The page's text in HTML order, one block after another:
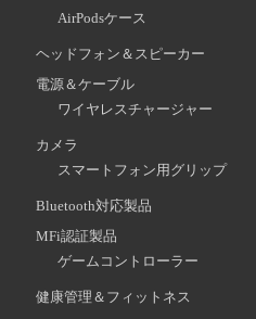
AirPodsケース
ヘッドフォン＆スピーカー
電源＆ケーブル
ワイヤレスチャージャー
カメラ
スマートフォン用グリップ
Bluetooth対応製品
MFi認証製品
ゲームコントローラー
健康管理＆フィットネス